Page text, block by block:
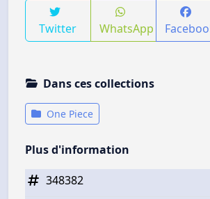
Twitter WhatsApp
Dans ces collections
One Piece
Plus d'information
348382